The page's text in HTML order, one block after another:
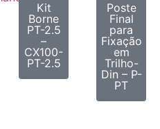
Kit
Borne
PT-2.5
–
CX100-
PT-2.5
Poste
Final
para
Fixação
em
Trilho-
Din – P-
PT